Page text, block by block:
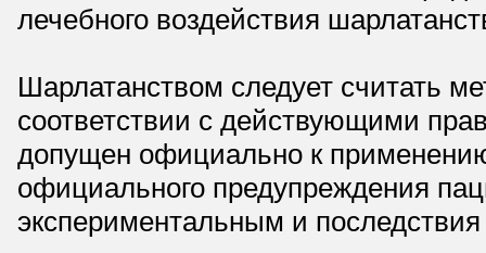
лечебного воздействия
Шарлатанством следует считать
соответствии с действующими
допущен официально к
официального предупреждения
экспериментальным и